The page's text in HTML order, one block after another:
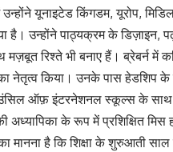
यूनाइटेड किंगडम, यूरोप,
है। उन्होंने पाठ्यक्रम के
रिश्ते भी बनाए हैं। ब्रेबर्न
नेतृत्व किया। उनके पास हेडशिप
ऑफ़ इंटरनेशनल स्कूल्स के साथ एक
अध्यापिका के रूप में प्रशिक्षित
मानना है कि शिक्षा के शुरुआती